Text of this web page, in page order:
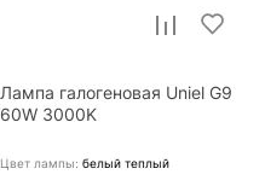
Лампа галогеновая Uniel G9
60W 3000K
Цвет лампы: белый теплый